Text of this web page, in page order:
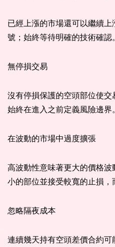
已經上漲的市場還可以繼續
號；始終等待明確的技術確認。
無停損交易
沒有停損保護的空頭部位使
始終在進入之前定義風險邊界。
在波動的市場中過度擴張
高波動性意味著更大的價格
小的部位並接受較寬的止損，
忽略隔夜成本
連續幾天持有空頭差價合約